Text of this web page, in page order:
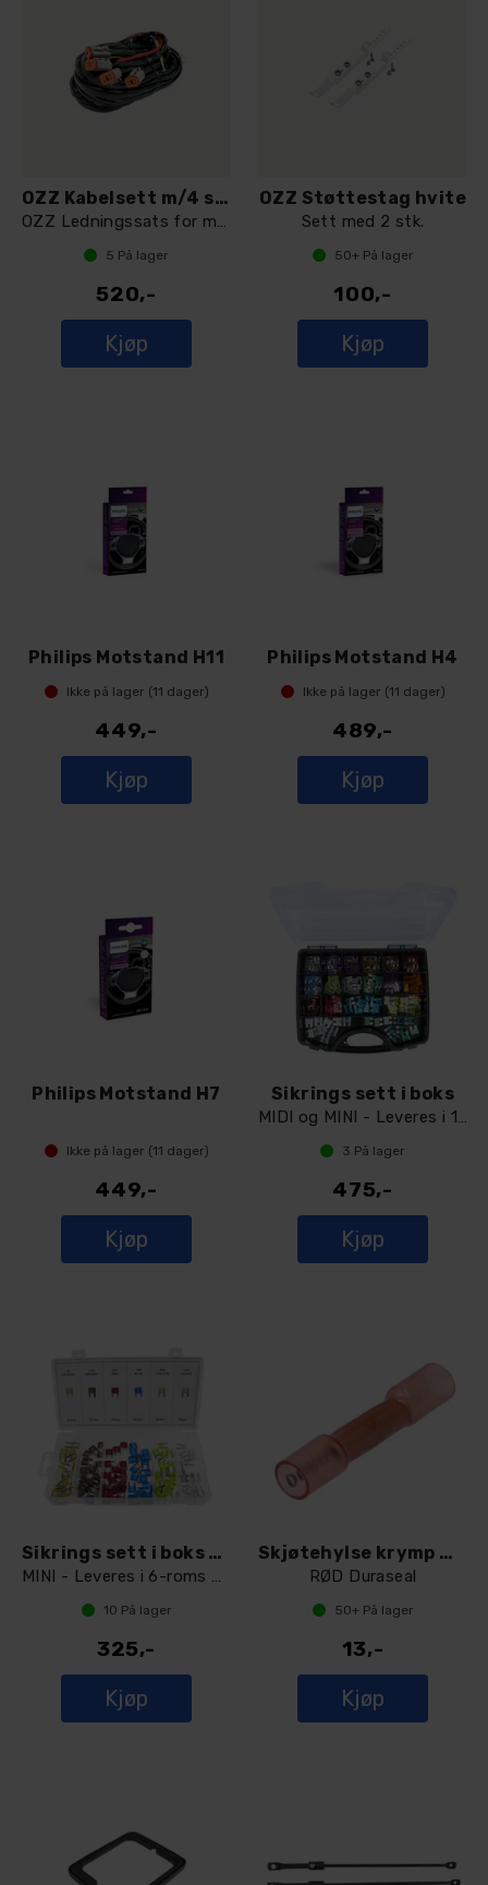
OZZ Kabelsett m/4 stk 4-pin DT
OZZ Ledningssats for montering av fjern
5 På lager
520,-
Kjøp
OZZ Støttestag hvite
Sett med 2 stk.
50+På lager
100,-
Kjøp
Philips Motstand H11
Ikke på lager (11 dager)
449,-
Kjøp
Philips Motstand H4
Ikke på lager (11 dager)
489,-
Kjøp
Philips Motstand H7
Ikke på lager (11 dager)
449,-
Kjøp
Sikrings sett i boks
MIDI og MINI - Leveres i 18-roms boks
3 På lager
475,-
Kjøp
Sikrings sett i boks 120 stk
MINI - Leveres i 6-roms boks
10 På lager
325,-
Kjøp
Skjøtehylse krymp med lim
RØD Duraseal
50+På lager
13,-
Kjøp